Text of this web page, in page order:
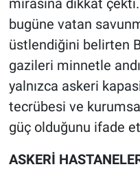
mirasına dikkat
bugüne vatan
üstlendiğini belirten
gazileri minnetle
yalnızca askeri
tecrübesi ve
güç olduğunu ifade
ASKERİ